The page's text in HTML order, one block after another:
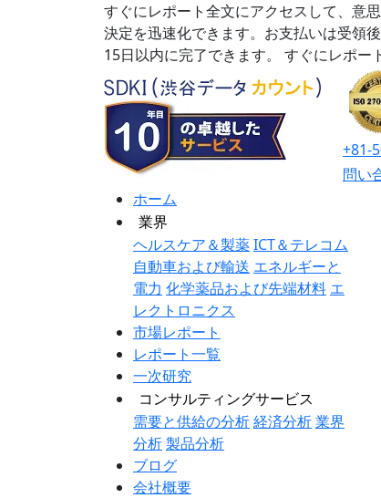
すぐにレポート全文にアクセスして、意
決定を迅速化できます。お支払いは受領
15日以内に完了できます。
すぐにレポー
+81-
問い
ホーム
業界
ヘルスケア＆製薬ICT＆テレコム
自動車および輸送 エネルギーと
電力 化学薬品および先端材料 エ
レクトロニクス
市場レポート
レポート一覧
一次研究
コンサルティングサービス
需要と供給の分析経済分析業界
分析製品分析
ブログ
会社概要